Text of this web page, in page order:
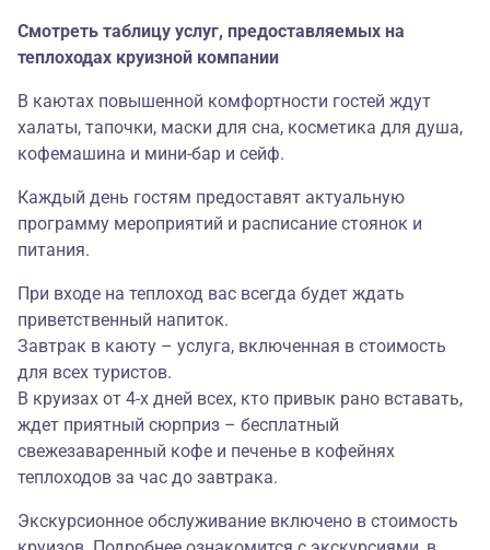
Смотреть таблицу услуг, предоставляемых на
теплоходах круизной компании
В каютах повышенной комфортности гостей ждут
халаты, тапочки, маски для сна, косметика для душа,
кофемашина и мини-бар и сейф.
Каждый день гостям предоставят актуальную
программу мероприятий и расписание стоянок и
питания.
При входе на теплоход вас всегда будет ждать
приветственный напиток.
Завтрак в каюту – услуга, включенная в стоимость
для всех туристов.
В круизах от 4-х дней всех, кто привык рано вставать,
ждет приятный сюрприз – бесплатный
свежезаваренный кофе и печенье в кофейнях
теплоходов за час до завтрака.
Экскурсионное обслуживание включено в стоимость